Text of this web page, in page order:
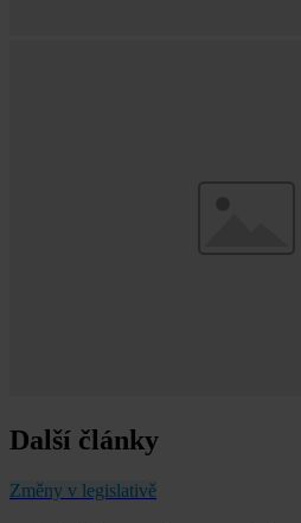
Další články
Změny v legislativě